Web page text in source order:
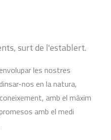
surt de l'establert.
les nostres
nos en la natura,
amb el màxim
amb el medi